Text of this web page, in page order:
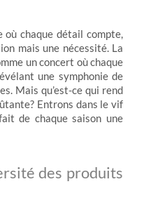
où chaque détail compte,
mais une nécessité. La
un concert où chaque
une symphonie de
Mais qu’est-ce qui rend
Entrons dans le vif
de chaque saison une
des produits